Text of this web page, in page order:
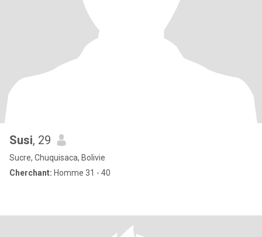
Susi, 29
Sucre, Chuquisaca, Bolivie
Cherchant: Homme 31 - 40